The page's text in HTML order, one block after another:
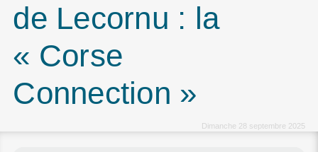
de Lecornu : la
« Corse
Connection »
Dimanche 28 septembre 2025